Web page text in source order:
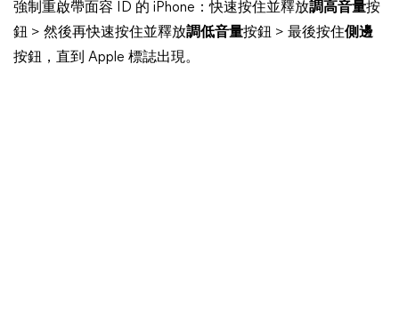
強制重啟帶面容 ID 的 iPhone：快速按住並釋放調高音量按
鈕 > 然後再快速按住並釋放調低音量按鈕 > 最後按住側邊
按鈕，直到 Apple 標誌出現。